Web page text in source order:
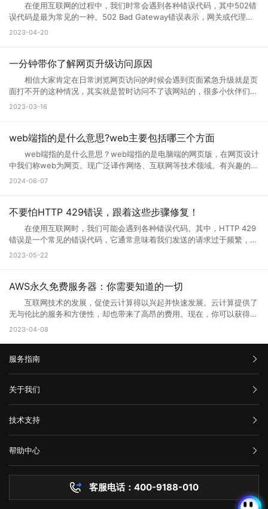
者们会通过升级访问提升网页的流畅度，让大家后续访问过程中更加顺
畅。这样上网就不会太卡了。 页面访问界面升级通知怎么设置出现页
面访问升级通知中，可以首先打开这个永久访问页面，然后点击升级按
钮，点击升级以后，网络就会自动的升级的，如果手机不会自动升级的
次，通过以上方式就可以打开需要访问的页面。 页面访问升级出
错? 有几个情况会导致这个现象出现： 1.你的网速过慢，网页代
码没有完全下载就运行了，导致不完整，当然就错误了。请刷新。 2.
器。 4.你的IE浏览器缓存出错，请右键点击桌面IE浏览器，选择属
性，在常规页面里，点击删除文件这个按钮，选择全部删除，并且点击删
分代码没有完全下载就提示浏览器完毕，导致错误。 你可以多刷新，或
者换一个网速比较好的时候访问(前提是这个网站是个大网站，不会出现
问题2) 6.qq空间目前在升级5.0版本，会出现一点小问题..请不用担
网站问题，也有可能只是网站正在升级，升级也是为了更好的保证用户访
问以及使用体验。当然也是为了安全性能，服务器软件功能会随着版本的
更新而提升。当现有的网站功能不能满足访问需求的时候也会及时升级提
在使用互联网的过程中，我们时常会遇到各种错误代码，其中502错
误代码是最为常见的一种。502 Bad Gateway错误表示，网关或代理服
务无法将请求发送到上游服务器。那么，错误代码502是什么意思?错误
到的响应无效或不完整。通常，这种情况发生在文件太大或处理速度太慢
被发送到它的代理服务器。如果代理服务器在尝试访问网站时无法从上游
服务器获取完整的响应，则会生成502错误代码。 502错误代码通常
是由代理服务器、网关或负载均衡器等设备导致的，而不是由您的计算机
或网络连接引起的。这意味着您只能为自己的网络连接做些有限的调整，
游服务器返回的响应无效或不完整 当请求通过代理服务器到达上游服
务器时，服务器有时会出现响应故障。这可能是因为服务器正在忙于处理
请求，或者因为出现其他问题造成了响应不完整。如果代理服务器无法从
未正确配置，则会导致出现502错误。如果代理服务器或网关未得到正确
配置，将无法正常地从上游服务器获取响应。 3、网络连接问题
果您的互联网连接出现问题或受到网络中断的干扰，则可能导致您的请求
无法成功连接到代理服务器或网关，这会导致错误代码502的出现。
三、如何解决错误代码502 1、刷新页面 首先尝试刷新网页。因
您的网络连接是否正常。您可以尝试与其他网站进行通信，以确定问题是
否出现在本地网络连接中。如果您的其他网站可以工作，但一个特定的网
站不起作用，那么很可能是这个网站出现了502错误。 3、清除浏览
使用其他网络连接 尝试切换到其他网络连接，例如在使用Wi-Fi时尝
试使用移动数据。通过使用其他网络连接，您可以确定是否存在网络连接
需要联系网站管理员寻求帮助。他们可以告诉您更多关于错误代码502的
信息，并提供解决方法。 在互联网时代，我们经常会遇到502错误代
码。这意味着请求未能正确连接到上游服务器，通常是由代理服务器、网
关或网络连接问题引起的。为了解决这个问题，我们可以尝试刷新网页、
检查网络连接、清除浏览器缓存、暂时使用其他网络连接或联系网站管理
员。希望本文能帮助您了解并解决错误代码502问题。
2023-04-20
一分钟带你了解网页升级访问原因
相信大家肯定在日常浏览网页访问的时候会遇到页面紧急升级就是页
面打不开的这种情况，其实就是暂时访问不了该网站的，很多小伙伴们搞
不清楚网页升级访问是什么意思，也不知道网页升级访问原因?其实这种
小编一起来详细了解下吧! 网页升级访问是什么意思? 所谓的网页
问等操作，一般来说互联网的网页使用过程中会出现各种问题的，网页建
设者们会通过升级访问提升网页的流畅度，让大家后续访问过程中更加顺
畅。 网页升级访问升级原因 1、 每个网站的站长都是希望把自己
的网站做大做强的，当网站的流量高了以后网站的后台服务器可能无法接
问网站。 2、 网站营运一段时间后，由于网络技术的发展以及网络服
务器环境的改变，原网页可能出现兼容性、功能与用户体验上的缺陷，为
了更长远的发展就需要升级访问页面了。 3、 现在的网络发展很快，
对于网站优化：网站进行META标记优化,W3C标准优化,搜索引擎优化等
合理优化操作，使网站在页面的布局、结构与内容方面都对用户与搜索引
站的安全与维护：页面安全方面的升级能有效的防止黑客入侵，造成网站
破坏，数据损坏，商业机密泄露，客户资料丢失等损失;页面升级对于内
容更新调整，网页X信息清理，网络速度提升等网站维护操作;定期检查企
数据被误删或遭病毒感染、黑客破坏后，通过技术手段尽力抢救，争取恢
复。 以上就是关于页面升级访问的原因以及解决方法全部内容，其实
很多网站都是需要升级优化的，为了的就是可以满足各种用户的需求，也
务器无法接纳新用户访问的时候，更需要及时进行页面访问升级，希望本
2023-03-16
web端指的是什么意思?web主要包括哪三个方面
web端指的是什么意思？web端指的是电脑端的网页版，在网页设计
中我们称web为网页。现广泛译作网络、互联网等技术领域。有兴趣的小
伙伴赶紧跟着小编一起学习下。 web端指的是什么意思？ “Web
各种类型的应用程序或服务，包括网页应用、在线商店、社交媒体平台、
Google Chrome、Mozilla Firefox、Microsoft Edge等）在用户的计算
机或移动设备上运行。Web端的优势之一是它的跨平台性，因为用户只需
要一个支持Web浏览器的设备即可访问和使用。 这意味着无论是在桌
面电脑、笔记本电脑、平板电脑还是智能手机上，只需打开浏览器并输入
本地应用程序，Web端的应用程序不需要在用户设备上安装，而是通过互
联网直接提供服务。这使得Web端应用程序的更新和维护更加方便，用户
可以享受到实时的功能更新和改进。 web主要包括哪三个方面？
构：指的是网页的骨架，即HTML代码，它定义了网页的基本结构和内
即CSS（级联样式表）的使用。CSS用于控制网页的布局、颜色、字体等
视觉效果，使网页看起来更加美观和吸引人。 行为：指的是网页与用
户交互的方式，即JavaScript的使用。JavaScript是一种脚本语言，它允
许网页对用户的操作做出响应，如点击按钮、滚动页面等，从而提供更加
丰富的交互体验。 这三个方面相互依赖，共同决定了Web的外观、功
能和用户体验。 web端指的是什么意思？看完文章就能清楚知道了，
2024-06-07
不要怕HTTP 429错误，跟着这些步骤修复！
在使用互联网时，我们可能会遇到各种错误代码。其中，HTTP 429
错误是一个常见的错误代码，它通常意味着我们发送的请求过于频繁，服
务器无法响应。那么你知道什么是HTTP 429错误?HTTP 429错误如何修
户端发送的请求次数过于频繁。这种错误通常发生在需要进行频繁请求的
返回一个状态码，用于表示请求的结果。HTTP 429错误对应的状态码是
429。当客户端发送的请求超过服务器限制时，服务器就会返回这个状态
码。 二、为什么会出现HTTP 429错误? HTTP 429错误通常是由
以下原因造成的： 1. 请求过于频繁：当客户端发送的请求过于频繁
时，服务器无法处理这么多请求，就会返回HTTP 429错误。 2. 服务
器限制：有些服务器为了防止恶意攻击，会设置一些限制，例如每秒钟只
允许发送一定数量的请求。如果客户端发送的请求超过了这个限制，服务
器就会返回HTTP 429错误。 3. 网络不稳定：如果网络不稳定，客户
取以下一些方法来修复： 1. 增加请求间隔时间：当客户端发送的请求
过于频繁时，可以增加请求间隔时间，减少请求的数量。 2. 减少请
量，以满足服务器的限制要求。 3. 检查API调用的频率：如果HTTP
429错误发生在API调用中，我们可以检查API调用的频率，是否超出了
API提供商的限制。 4. 检查网络连接：如果HTTP 429错误是由网络
不稳定引起的，我们可以检查网络连接是否正常，是否存在延迟或丢包现
象。 5. 使用CDN服务：CDN即内容分发网络，可以缓存静态资源，
2023-05-22
AWS永久免费服务器：你需要知道的一切
互联网技术的发展，促使云计算得以兴起并快速发展。云计算提供了
无与伦比的服务和方便性，却也带来了高昂的费用。现在，你可以获得一
些AWS永久免费服务器，使你能够在开发和测试新的应用程序时节省不少
Web Services)是亚马逊提供的一种基于云平台的服务。AWS永久免费计
计算服务。免费计划提供750个小时的EC2实例。 2. Amazon S3：
在AWS上创建和管理存储桶，对于不超过5GB的数据存储和处理是免费
的。 3. AWS Lambda：以事件驱动的方式在云中运行代码，免费计
计划提供每月25个WCU和25个RCU。 5. Amazon Glacier：用于非
免费的。 6. Amazon CloudFront：AWS的全球内容分发网络
(CDN)，免费计划为每个月50GB的数据传输提供免费流量。 7.
Amazon Machine Learning：一种基于云的机器学习服务，在免费计划
2023-04-08
服务指南
汇款信息
购买流程
服务条款
关于我们
公司介绍
举报中心
隐私声明
技术支持
网站备案
技术文档
帮助中心
服务器问题
客服电话：400-9188-010